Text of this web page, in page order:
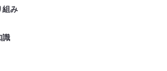
組み
識